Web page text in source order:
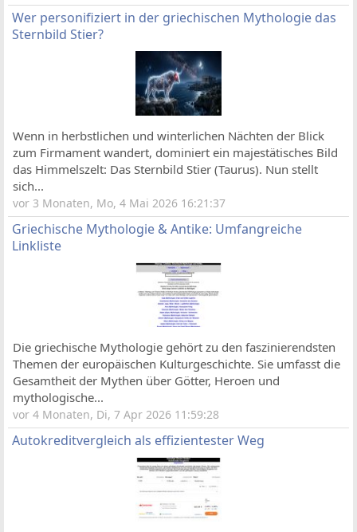
Wer personifiziert in der griechischen Mythologie das
Sternbild Stier?
Wenn in herbstlichen und winterlichen Nächten der Blick
zum Firmament wandert, dominiert ein majestätisches Bild
das Himmelszelt: Das Sternbild Stier (Taurus). Nun stellt
sich...
vor 3 Monaten, Mo, 4 Mai 2026 16:21:37
Griechische Mythologie & Antike: Umfangreiche
Linkliste
Die griechische Mythologie gehört zu den faszinierendsten
Themen der europäischen Kulturgeschichte. Sie umfasst die
Gesamtheit der Mythen über Götter, Heroen und
mythologische...
vor 4 Monaten, Di, 7 Apr 2026 11:59:28
Autokreditvergleich als effizientester Weg